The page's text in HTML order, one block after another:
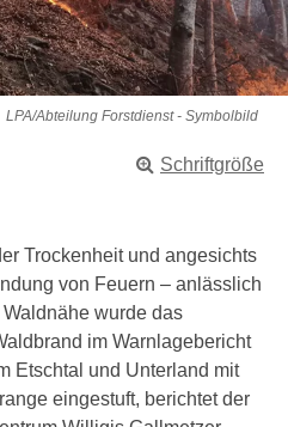
LPA/Abteilung Forstdienst - Symbolbild
Schriftgröße
Trockenheit und angesichts
von Feuern – anlässlich
wurde das
im Warnlagebericht
Etschtal und Unterland mit
eingestuft, berichtet der